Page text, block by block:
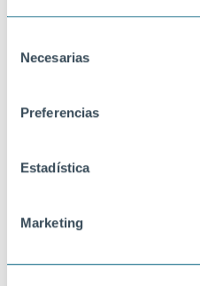
Necesarias
Preferencias
Estadística
Marketing